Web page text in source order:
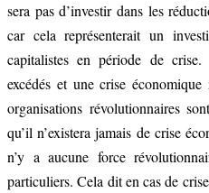
sera pas d’investir dans les
car cela représenterait un
capitalistes en période de
excédés et une crise
organisations révolutionnaires
qu’il n’existera jamais de crise
n’y a aucune force
particuliers. Cela dit en cas de